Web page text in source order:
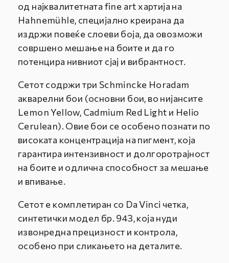
од најквалитетната fine art хартија на
Hahnemühle, специјално креирана да
издржи повеќе слоеви боја, да овозможи
совршено мешање на боите и да го
потенцира нивниот сјај и вибрантност.
Сетот содржи три Schmincke Horadam
акварелни бои (основни бои, во нијансите
Lemon Yellow, Cadmium Red Light и Helio
Cerulean). Овие бои се особено познати по
високата концентрација на пигмент, која
гарантира интензивност и долгоротрајност
на боите и одлична способност за мешање
и впивање.
Сетот е комплетиран со Da Vinci четка,
синтетички модел бр. 943, која нуди
извонредна прецизност и контрола,
особено при сликањето на деталите.